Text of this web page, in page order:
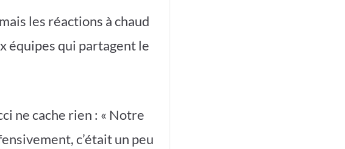
les réactions à chaud
équipes qui partagent le
ne cache rien : « Notre
c’était un peu